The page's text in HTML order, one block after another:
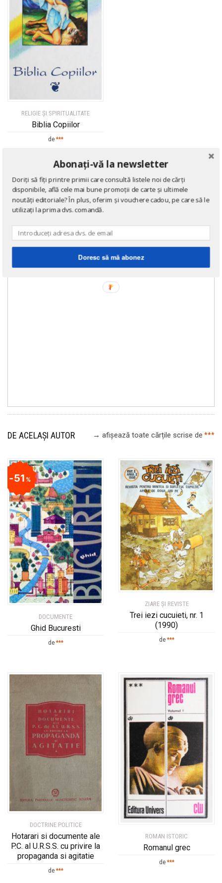
RELIGIE ȘI SPIRITUALITATE
Biblia Copiilor
de ***
DE ACELAȘI AUTOR → afișează toate cărțile scrise de ***
DOCUMENTE
Ghid Bucuresti
51%
de ***
ZIARE ŞI REVISTE
Trei iezi cucuieti, nr. 1
(1990)
de ***
DOCTRINE POLITICE
Hotarari si documente ale
P.C. al U.R.S.S. cu privire la
propaganda si agitatie
de ***
ROMAN ISTORIC
Romanul grec
de ***
Abonați-vă la newsletter
Doriți să fiți printre primii care consultă listele noi de cărți
disponibile, află cele mai bune promoții de carte și ultimele
noutăți editoriale? În plus, oferim și vouchere cadou, pe care să le
utilizați la prima dvs. comandă.
Doresc să mă abonez